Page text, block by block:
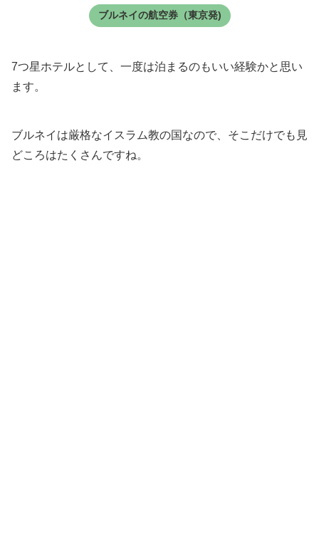
ブルネイの航空券（東京発)
7つ星ホテルとして、一度は泊まるのもいい経験かと思い
ます。
ブルネイは厳格なイスラム教の国なので、そこだけでも見
どころはたくさんですね。